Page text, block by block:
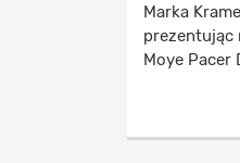
Marka
prezentując
Moye Pacer